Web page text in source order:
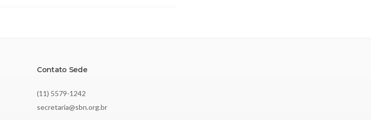
Contato Sede
(11) 5579-1242
secretaria@sbn.org.br